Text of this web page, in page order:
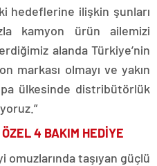
hedeflerine ilişkin şunları
kamyon ürün ailemizi
alanda Türkiye’nin
markası olmayı ve yakın
ülkesinde distribütörlük
4 BAKIM HEDİYE
omuzlarında taşıyan güçlü